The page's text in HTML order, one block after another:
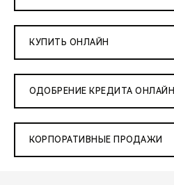
КУПИТЬ ОНЛАЙН
ОДОБРЕНИЕ КРЕДИТА ОНЛАЙН
КОРПОРАТИВНЫЕ ПРОДАЖИ